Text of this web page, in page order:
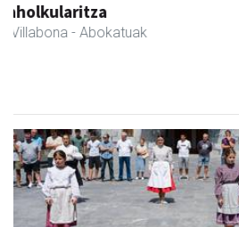
Zubimusu Ikastola
Amasa-Villabona - Hezkuntza